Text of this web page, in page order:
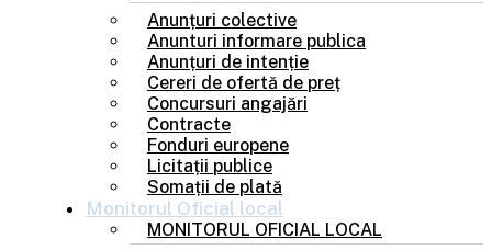
Anunțuri colective
Anunturi informare publica
Anunțuri de intenție
Cereri de ofertă de preț
Concursuri angajări
Contracte
Fonduri europene
Licitații publice
Somații de plată
Monitorul Oficial local
MONITORUL OFICIAL LOCAL